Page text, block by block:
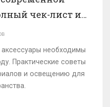
чек-лист и
необходимы
Практические советы
и освещению для